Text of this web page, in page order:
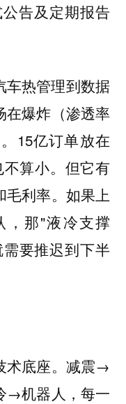
告及定期报告
热管理到数据
在爆炸（渗透率
15亿订单放在
算小。但它有
利率。如果上
，那"液冷支撑
要推迟到下半
术底座。减震→
机器人，每一